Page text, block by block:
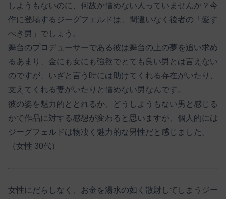
しようもないのに、何故か憎めない人っていませんか？今
作に登場するジーグフェルドは、間違いなく後者の「愛す
べき男」でしょう。
舞台のプロデューサーである彼は舞台の上の夢を追い求め
るあまり、金にも女にも強欲でとても良い男とは言えない
のですが、いざと言う時には助けてくれる存在がいたり、
支えてくれる妻がいたりと憎めない男なんです。
彼の姿を魅力的ととれるか、どうしようもない男と感じる
かで作品に対する感想が変わると思いますが、個人的には
ジーグフェルドは物凄く魅力的な男性だと感じました。
（女性 30代）
女性にだらしなく、お金を湯水の如く散財してしまうジー